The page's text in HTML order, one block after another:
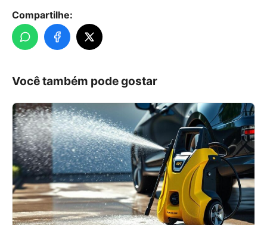
Compartilhe:
Você também pode gostar